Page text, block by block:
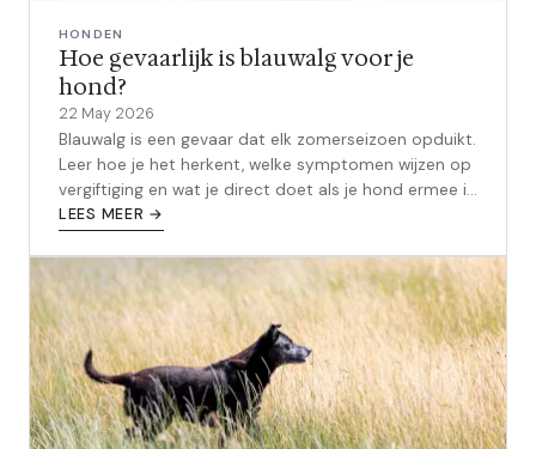
HONDEN
Hoe gevaarlijk is blauwalg voor je
hond?
22 May 2026
Blauwalg is een gevaar dat elk zomerseizoen opduikt.
Leer hoe je het herkent, welke symptomen wijzen op
vergiftiging en wat je direct doet als je hond ermee in
contact komt.
LEES MEER →